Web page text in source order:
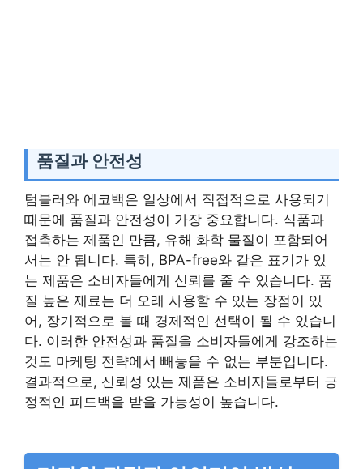
품질과 안전성
텀블러와 에코백은 일상에서 직접적으로 사용되기
때문에 품질과 안전성이 가장 중요합니다. 식품과
접촉하는 제품인 만큼, 유해 화학 물질이 포함되어
서는 안 됩니다. 특히, BPA-free와 같은 표기가 있
는 제품은 소비자들에게 신뢰를 줄 수 있습니다. 품
질 높은 재료는 더 오래 사용할 수 있는 장점이 있
어, 장기적으로 볼 때 경제적인 선택이 될 수 있습니
다. 이러한 안전성과 품질을 소비자들에게 강조하는
것도 마케팅 전략에서 빼놓을 수 없는 부분입니다.
결과적으로, 신뢰성 있는 제품은 소비자들로부터 긍
정적인 피드백을 받을 가능성이 높습니다.